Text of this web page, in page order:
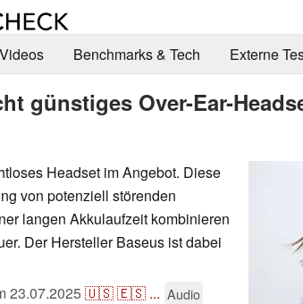
Videos Benchmarks & Tech Externe
günstiges Over-Ear-
Headset im Angebot. Diese
von potenziell störenden
langen Akkulaufzeit kombinieren
Der Hersteller Baseus ist dabei
23.07.2025🇺🇸🇪🇸 ... Audio